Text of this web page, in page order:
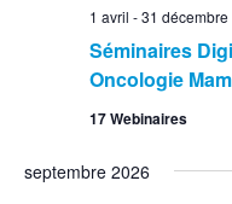
Séminaires
Oncologie
1 avril -31 décembre
17 Webinaires
septembre 2026